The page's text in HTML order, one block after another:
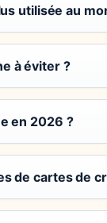
utilisée au
à éviter ?
en 2026 ?
de cartes de